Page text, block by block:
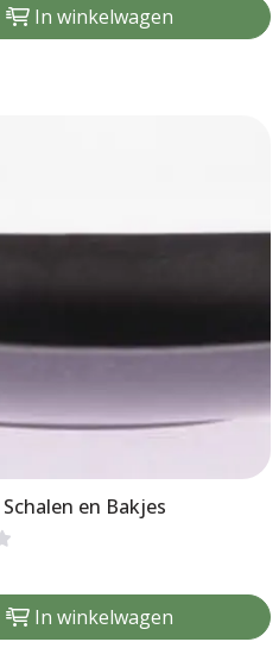
In winkelwagen
en Bakjes
In winkelwagen